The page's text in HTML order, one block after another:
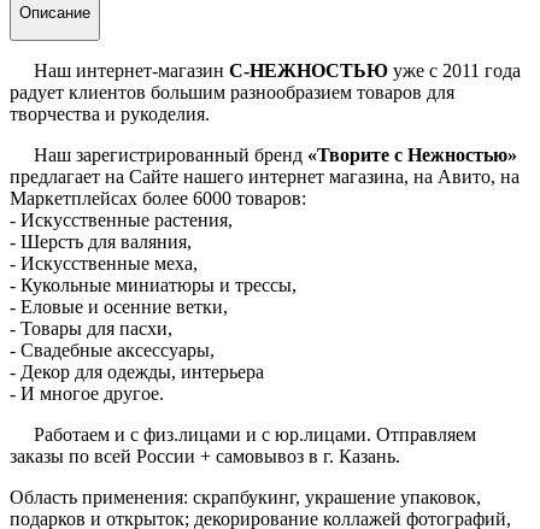
Описание
Наш интернет-магазин С-НЕЖНОСТЬЮ уже с 2011 года
радует клиентов большим разнообразием товаров для
творчества и рукоделия.
Наш зарегистрированный бренд «Творите с Нежностью»
предлагает на Сайте нашего интернет магазина, на Авито, на
Маркетплейсах более 6000 товаров:
- Искусственные растения,
- Шерсть для валяния,
- Искусственные меха,
- Кукольные миниатюры и трессы,
- Еловые и осенние ветки,
- Товары для пасхи,
- Свадебные аксессуары,
- Декор для одежды, интерьера
- И многое другое.
Работаем и с физ.лицами и с юр.лицами. Отправляем
заказы по всей России + самовывоз в г. Казань.
Область применения: скрапбукинг, украшение упаковок,
подарков и открыток; декорирование коллажей фотографий,